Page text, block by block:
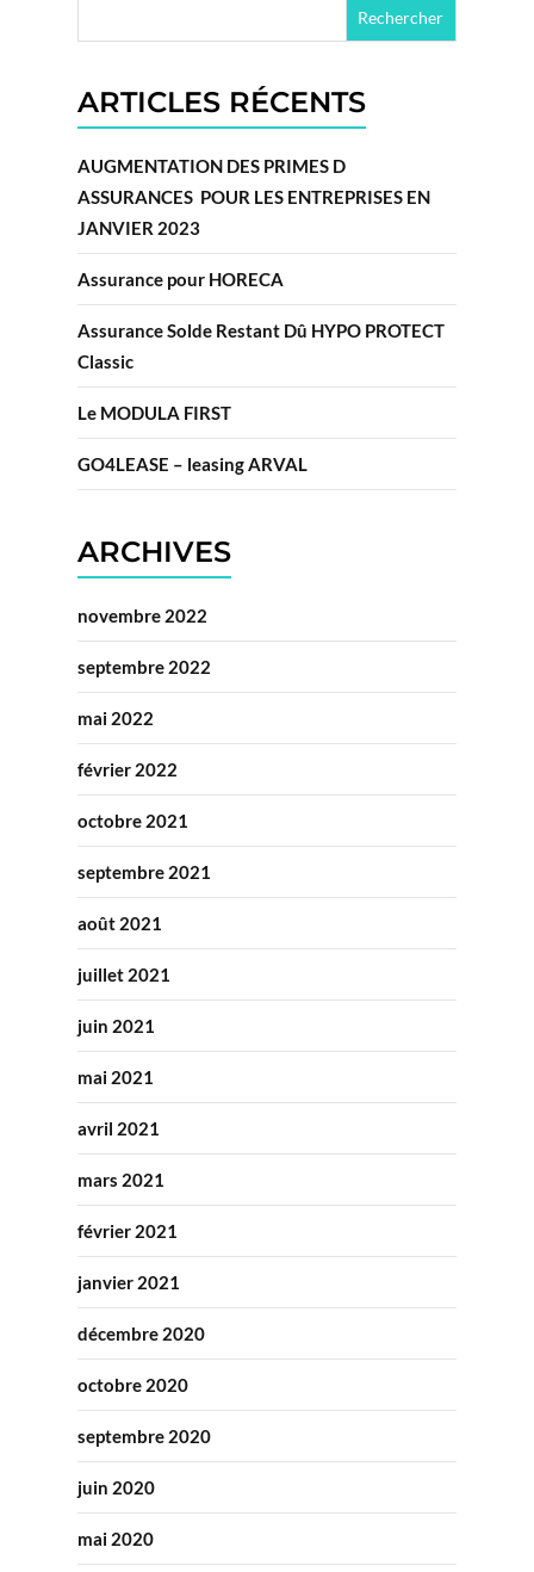
ARTICLES RÉCENTS
AUGMENTATION DES PRIMES D
ASSURANCES POUR LES ENTREPRISES EN
JANVIER 2023
Assurance pour HORECA
Assurance Solde Restant Dû HYPO PROTECT
Classic
Le MODULA FIRST
GO4LEASE – leasing ARVAL
ARCHIVES
novembre 2022
septembre 2022
mai 2022
février 2022
octobre 2021
septembre 2021
août 2021
juillet 2021
juin 2021
mai 2021
avril 2021
mars 2021
février 2021
janvier 2021
décembre 2020
octobre 2020
septembre 2020
juin 2020
mai 2020